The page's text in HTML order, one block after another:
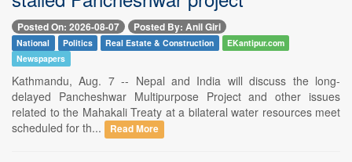
Posted On: 2026-08-07 Posted By: Anil Giri
National Politics Real Estate & Construction
EKantipur.com
Newspapers
Kathmandu, Aug. 7 -- Nepal and India will discuss the long-
delayed Pancheshwar Multipurpose Project and other issues
related to the Mahakali Treaty at a bilateral water resources meet
scheduled for th...
Read More